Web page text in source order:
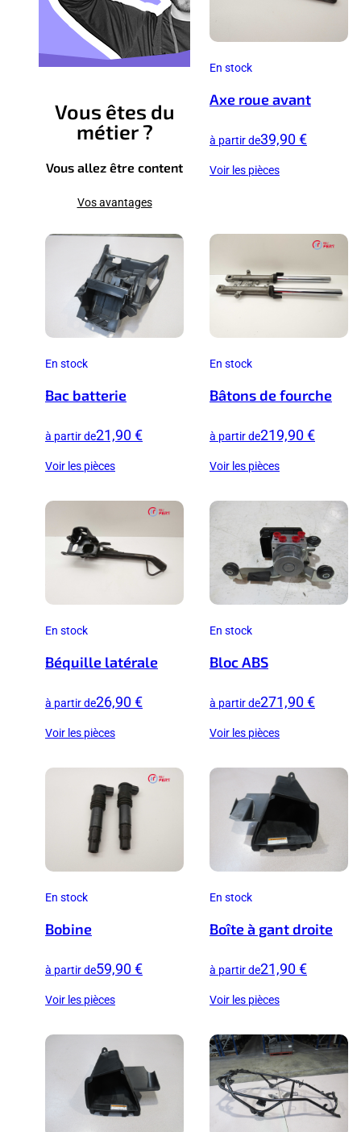
Vous êtes du
métier ?
Vous allez être content
Vos avantages
En stock
Axe roue avant
à partir de39,90 €
Voir les pièces
En stock
Bac batterie
à partir de21,90 €
Voir les pièces
En stock
Bâtons de fourche
à partir de219,90 €
Voir les pièces
En stock
Béquille latérale
à partir de26,90 €
Voir les pièces
En stock
Bloc ABS
à partir de271,90 €
Voir les pièces
En stock
Bobine
à partir de59,90 €
Voir les pièces
En stock
Boîte à gant droite
à partir de21,90 €
Voir les pièces